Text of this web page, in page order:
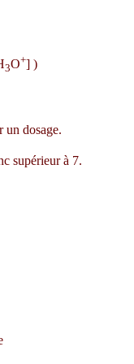
3O+] )
un dosage.
supérieur à 7.